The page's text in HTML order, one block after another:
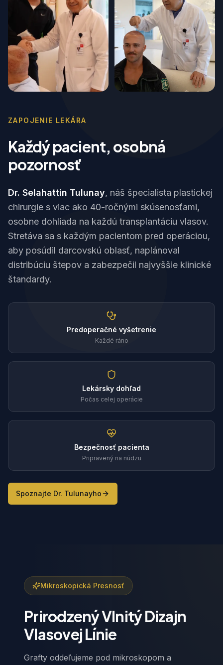
ZAPOJENIE LEKÁRA
Každý pacient, osobná
pozornosť
Dr. Selahattin Tulunay, náš špecialista plastickej
chirurgie s viac ako 40-ročnými skúsenosťami,
osobne dohliada na každú transplantáciu vlasov.
Stretáva sa s každým pacientom pred operáciou,
aby posúdil darcovskú oblasť, naplánoval
distribúciu štepov a zabezpečil najvyššie klinické
štandardy.
Predoperačné vyšetrenie
Každé ráno
Lekársky dohľad
Počas celej operácie
Bezpečnosť pacienta
Pripravený na núdzu
Spoznajte Dr. Tulunayho
Mikroskopická Presnosť
Prirodzený Vlnitý Dizajn
Vlasovej Línie
Grafty oddeľujeme pod mikroskopom a